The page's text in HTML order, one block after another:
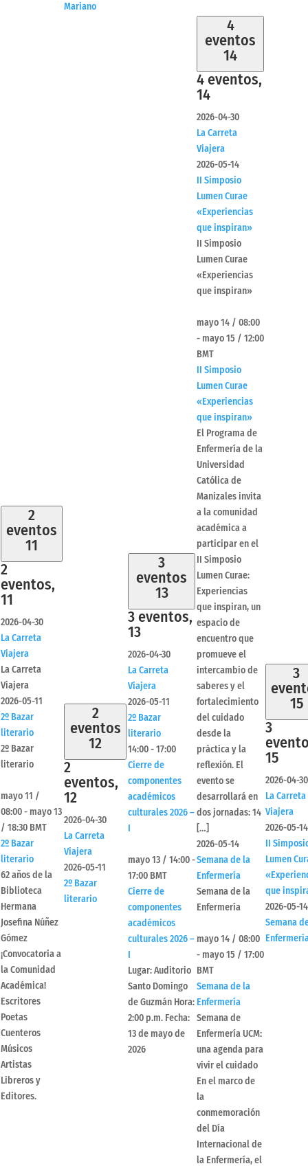
Mariano
2
eventos
11
2
eventos,
11
2026-04-30
La Carreta
Viajera
La Carreta
Viajera
2026-05-11
2º Bazar
literario
2º Bazar
literario
mayo 11 /
08:00- mayo 13
/ 18:30 BMT
2º Bazar
literario
62 años de la
Biblioteca
Hermana
Josefina Núñez
Gómez
¡Convocatoria a
la Comunidad
Académica!
Escritores
Poetas
Cuenteros
Músicos
Artistas
Libreros y
Editores.
2
eventos
12
2
eventos,
12
2026-04-30
La Carreta
Viajera
2026-05-11
2º Bazar
literario
3
eventos
13
3 eventos,
13
2026-04-30
La Carreta
Viajera
2026-05-11
2º Bazar
literario
14:00-17:00
Cierre de
componentes
académicos
culturales 2026 –
I
mayo 13 / 14:00-
17:00 BMT
Cierre de
componentes
académicos
culturales 2026 –
I
Lugar: Auditorio
Santo Domingo
de Guzmán Hora:
2:00 p.m. Fecha:
13 de mayo de
2026
4
eventos
14
4 eventos,
14
2026-04-30
La Carreta
Viajera
2026-05-14
II Simposio
Lumen Curae
«Experiencias
que inspiran»
II Simposio
Lumen Curae
«Experiencias
que inspiran»
mayo 14 / 08:00
- mayo 15 / 12:00
BMT
II Simposio
Lumen Curae
«Experiencias
que inspiran»
El Programa de
Enfermería de la
Universidad
Católica de
Manizales invita
a la comunidad
académica a
participar en el
II Simposio
Lumen Curae:
Experiencias
que inspiran, un
espacio de
encuentro que
promueve el
intercambio de
saberes y el
fortalecimiento
del cuidado
desde la
práctica y la
reflexión. El
evento se
desarrollará en
dos jornadas: 14
[…]
2026-05-14
Semana de la
Enfermería
Semana de la
Enfermería
mayo 14 / 08:00
- mayo 15 / 17:00
BMT
Semana de la
Enfermería
Semana de
Enfermería UCM:
una agenda para
vivir el cuidado
En el marco de
la
conmemoración
del Día
Internacional de
la Enfermería, el
3
15
3
15
2026-04-30
La Carreta
Viajera
2026-05-14
II
Lumen
que
2026-05-14
Semana